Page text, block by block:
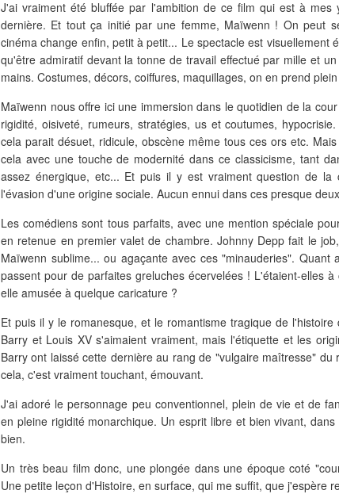
J'ai vraiment été bluffée par l'ambition de ce film qui est à
dernière. Et tout ça initié par une femme, Maïwenn ! On peut
cinéma change enfin, petit à petit... Le spectacle est visuellement
qu'être admiratif devant la tonne de travail effectué par mille et
mains. Costumes, décors, coiffures, maquillages, on en prend
Maïwenn nous offre ici une immersion dans le quotidien de la
rigidité, oisiveté, rumeurs, stratégies, us et coutumes,
cela parait désuet, ridicule, obscène même tous ces ors etc.
cela avec une touche de modernité dans ce classicisme, tant
assez énergique, etc... Et puis il y est vraiment question de la
l'évasion d'une origine sociale. Aucun ennui dans ces presque
Les comédiens sont tous parfaits, avec une mention spéciale
en retenue en premier valet de chambre. Johnny Depp fait le
Maïwenn sublime... ou agaçante avec ces "minauderies". Quant
passent pour de parfaites greluches écervelées ! L'étaient-elles
elle amusée à quelque caricature ?
Et puis il y le romanesque, et le romantisme tragique de l'histoire
Barry et Louis XV s'aimaient vraiment, mais l'étiquette et les
Barry ont laissé cette dernière au rang de "vulgaire maîtresse" du
cela, c'est vraiment touchant, émouvant.
J'ai adoré le personnage peu conventionnel, plein de vie et de
en pleine rigidité monarchique. Un esprit libre et bien vivant,
bien.
Un très beau film donc, une plongée dans une époque coté
Une petite leçon d'Histoire, en surface, qui me suffit, que j'espère